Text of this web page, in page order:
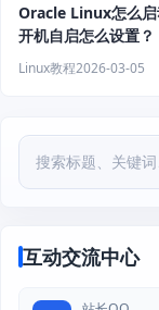
Oracle Linux怎么启
开机自启怎么设置？
Linux教程2026-03-05
互动交流中心